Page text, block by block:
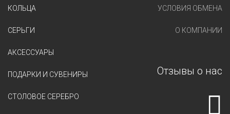
КОЛЬЦА
СЕРЬГИ
АКСЕССУАРЫ
ПОДАРКИ И СУВЕНИРЫ
СТОЛОВОЕ СЕРЕБРО
УСЛОВИЯ ОБМЕНА
О КОМПАНИИ
Отзывы о нас